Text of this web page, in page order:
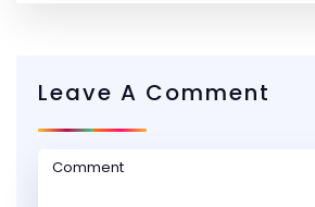
Leave A Comment